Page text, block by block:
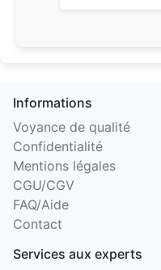
Informations
Voyance de qualité
Confidentialité
Mentions légales
CGU/CGV
FAQ/Aide
Contact
Services aux experts